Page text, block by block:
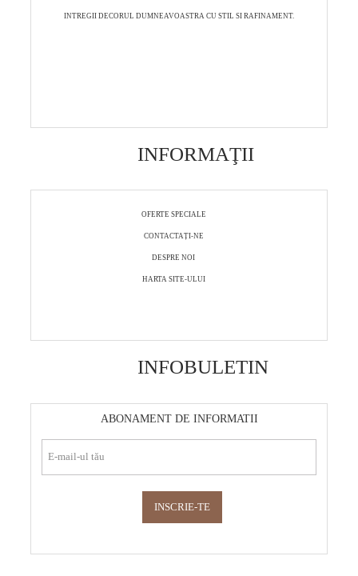
INTREGII DECORUL DUMNEAVOASTRA CU STIL SI RAFINAMENT.
INFORMAŢII
OFERTE SPECIALE
CONTACTAȚI-NE
DESPRE NOI
HARTA SITE-ULUI
INFOBULETIN
ABONAMENT DE INFORMATII